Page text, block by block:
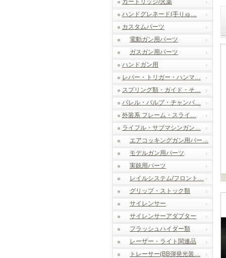
カートリッジ/火薬
ハンドグレネード(手りゅ…
カスタムパーツ
電動ガン用パーツ
ガスガン用パーツ
ハンドガン用
レバー・トリガー・ハンマ…
スプリング類・ガイド・そ…
バレル・バルブ・チャンバ…
外装系 フレーム・スライ…
ライフル・サブマシンガン…
エアコッキングガン用パー…
モデルガン用パーツ
実銃用パーツ
レイルシステム/フロント…
グリップ・ストック類
サイレンサー
サイレンサーアダプター
フラッシュハイダー類
レーザー・ライト関連品
トレーサー(BB弾発光装…